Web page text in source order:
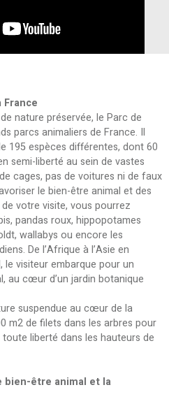
France
nature préservée, le Parc de
parcs animaliers de France. Il
195 espèces différentes, dont 60
semi-liberté au sein de vastes
cages, pas de voitures ni de faux
le bien-être animal et des
votre visite, vous pourrez
pandas roux, hippopotames
wallabys ou encore les
De l’Afrique à l’Asie en
le visiteur embarque pour un
au cœur d’un jardin botanique
suspendue au cœur de la
m2 de filets dans les arbres pour
liberté dans les hauteurs de
bien-être animal et la